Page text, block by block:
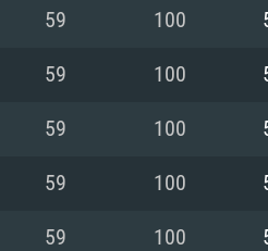
MAC
권
운
프
Xeon 은 지
권
운
프
권
운
프
59 100
59 100
59 100
59 100
59 100